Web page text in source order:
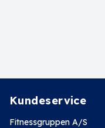
Kundeservice
Fitnessgruppen A/S